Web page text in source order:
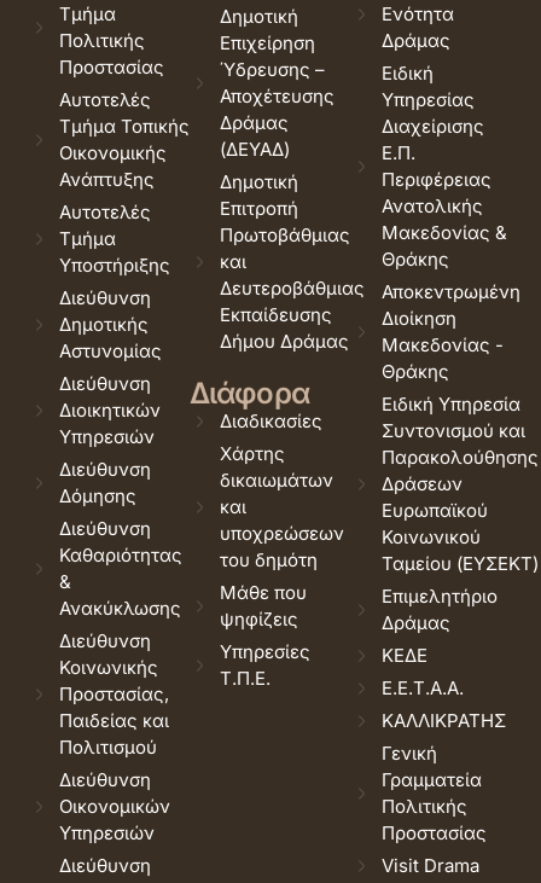
Τμήμα
Πολιτικής
Προστασίας
Αυτοτελές
Τμήμα Τοπικής
Οικονομικής
Ανάπτυξης
Αυτοτελές
Τμήμα
Υποστήριξης
Διεύθυνση
Δημοτικής
Αστυνομίας
Διεύθυνση
Διοικητικών
Υπηρεσιών
Διεύθυνση
Δόμησης
Διεύθυνση
Καθαριότητας
&
Ανακύκλωσης
Διεύθυνση
Κοινωνικής
Προστασίας,
Παιδείας και
Πολιτισμού
Διεύθυνση
Οικονομικών
Υπηρεσιών
Διεύθυνση
Δημοτική
Επιχείρηση
Ύδρευσης –
Αποχέτευσης
Δράμας
(ΔΕΥΑΔ)
Δημοτική
Επιτροπή
Πρωτοβάθμιας
και
Δευτεροβάθμιας
Εκπαίδευσης
Δήμου Δράμας
Διάφορα
Διαδικασίες
Χάρτης
δικαιωμάτων
και
υποχρεώσεων
του δημότη
Μάθε που
ψηφίζεις
Υπηρεσίες
Τ.Π.Ε.
Ενότητα
Δράμας
Ειδική
Υπηρεσίας
Διαχείρισης
Ε.Π.
Περιφέρειας
Ανατολικής
Μακεδονίας &
Θράκης
Αποκεντρωμένη
Διοίκηση
Μακεδονίας -
Θράκης
Ειδική Υπηρεσία
Συντονισμού και
Παρακολούθησης
Δράσεων
Ευρωπαϊκού
Κοινωνικού
Ταμείου (ΕΥΣΕΚΤ)
Επιμελητήριο
Δράμας
ΚΕΔΕ
Ε.Ε.Τ.Α.Α.
ΚΑΛΛΙΚΡΑΤΗΣ
Γενική
Γραμματεία
Πολιτικής
Προστασίας
Visit Drama